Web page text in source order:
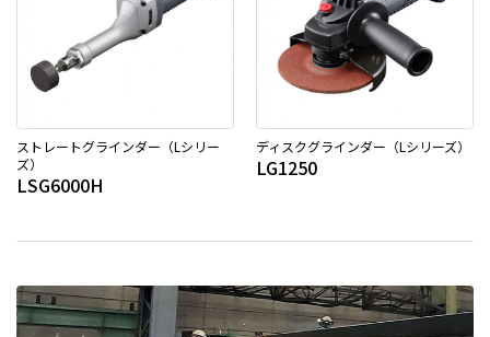
ストレートグラインダー（Lシリー
ズ）
LSG6000H
ディスクグラインダー（Lシリーズ）
LG1250